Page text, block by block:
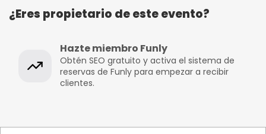
¿Eres propietario de este evento?
Hazte miembro Funly
Obtén SEO gratuito y activa el sistema de
reservas de Funly para empezar a recibir
clientes.